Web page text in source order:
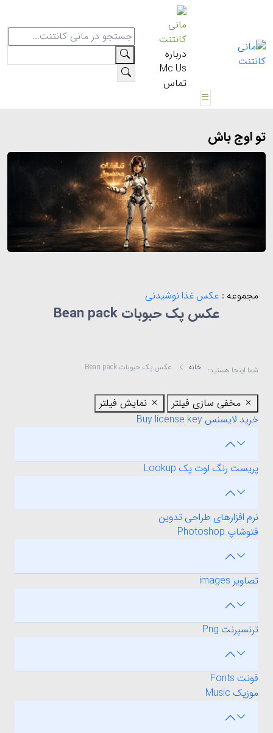
مانی
کانتنت
درباره
Mc Us
تماس
تو اوج باش
مجموعه : عکس غذا نوشیدنی
عکس پک حبوبات Bean pack
شما اینجا هستید: خانه عکس پک حبوبات Bean pack
مخفی سازی فیلتر
نمایش فیلتر
خرید لایسنس Buy license key
پریست رنگ لوت پک Lookup
نرم افزارهای طراحی تدوین
فتوشاپ Photoshop
تصاویر images
ترنسپرنت Png
فونت Fonts
موزیک Music